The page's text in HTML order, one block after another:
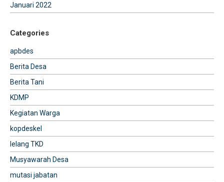
Januari 2022
Categories
apbdes
Berita Desa
Berita Tani
KDMP
Kegiatan Warga
kopdeskel
lelang TKD
Musyawarah Desa
mutasi jabatan